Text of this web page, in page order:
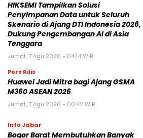
HIKSEMI Tampilkan Solusi
Penyimpanan Data untuk Seluruh
Skenario di Ajang DTI Indonesia 2026,
Dukung Pengembangan AI di Asia
Tenggara
Jumat, 7 Agu 2026 - 04:14 WIB
Pers Rilis
Huawei Jadi Mitra bagi Ajang GSMA
M360 ASEAN 2026
Jumat, 7 Agu 2026 - 00:42 WIB
Info Jabar
Bogor Barat Membutuhkan Banyak